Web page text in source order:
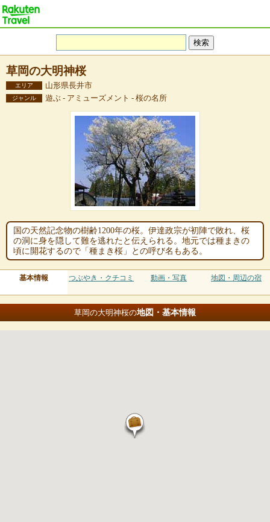
草岡の大明神桜
エリア 山形県長井市
ジャンル 遊ぶ - アミューズメント - 桜の名所
国の天然記念物の樹齢1200年の桜。伊達政宗が初陣で敗れ、桜
の洞に身を隠して難を逃れたと伝えられる。地元では種まきの
頃に開花するので「種まき桜」との呼び名もある。
基本情報 つぶやき・クチコミ 動画・写真 地図・周辺の宿
草岡の大明神桜の地図・基本情報